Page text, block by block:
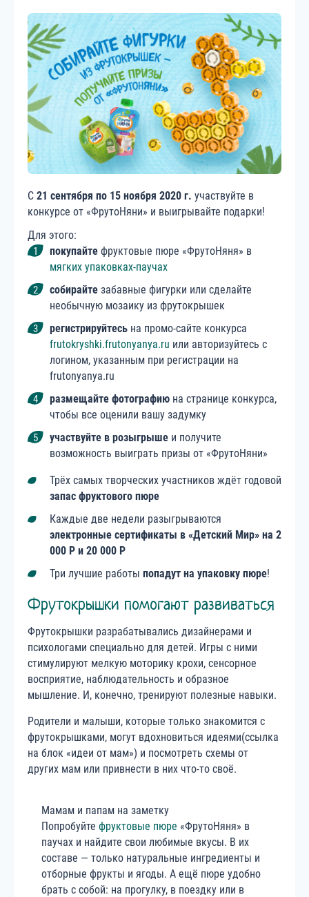
С 21 сентября по 15 ноября 2020 г. участвуйте в
конкурсе от «ФрутоНяни» и выигрывайте подарки!
Для этого:
покупайте фруктовые пюре «ФрутоНяня» в
мягких упаковках-паучах
собирайте забавные фигурки или сделайте
необычную мозаику из фрутокрышек
регистрируйтесь на промо-сайте конкурса
frutokryshki.frutonyanya.ru или авторизуйтесь с
логином, указанным при регистрации на
frutonyanya.ru
размещайте фотографию на странице конкурса,
чтобы все оценили вашу задумку
участвуйте в розыгрыше и получите
возможность выиграть призы от «ФрутоНяни»
Трёх самых творческих участников ждёт годовой
запас фруктового пюре
Каждые две недели разыгрываются
электронные сертификаты в «Детский Мир» на 2
000 P и 20 000 P
Три лучшие работы попадут на упаковку пюре!
Фрутокрышки помогают развиваться
Фрутокрышки разрабатывались дизайнерами и
психологами специально для детей. Игры с ними
стимулируют мелкую моторику крохи, сенсорное
восприятие, наблюдательность и образное
мышление. И, конечно, тренируют полезные навыки.
Родители и малыши, которые только знакомится с
фрутокрышками, могут вдохновиться идеями(ссылка
на блок «идеи от мам») и посмотреть схемы от
других мам или привнести в них что-то своё.
Мамам и папам на заметку
Попробуйте фруктовые пюре «ФрутоНяня» в
паучах и найдите свои любимые вкусы. В их
составе — только натуральные ингредиенты и
отборные фрукты и ягоды. А ещё пюре удобно
брать с собой: на прогулку, в поездку или в